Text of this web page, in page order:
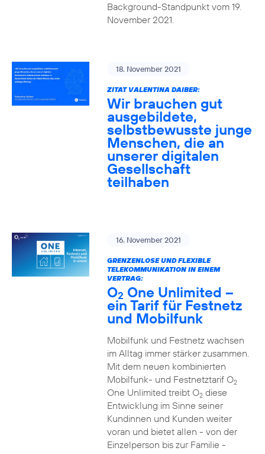
Background-Standpunkt vom 19.
November 2021.
18. November 2021
ZITAT VALENTINA DAIBER:
Wir brauchen gut
ausgebildete,
selbstbewusste junge
Menschen, die an
unserer digitalen
Gesellschaft
teilhaben
16. November 2021
GRENZENLOSE UND FLEXIBLE
TELEKOMMUNIKATION IN EINEM
VERTRAG:
O2 One Unlimited –
ein Tarif für Festnetz
und Mobilfunk
Mobilfunk und Festnetz wachsen
im Alltag immer stärker zusammen.
Mit dem neuen kombinierten
Mobilfunk- und Festnetztarif O2
One Unlimited treibt O2diese
Entwicklung im Sinne seiner
Kundinnen und Kunden weiter
voran und bietet allen - von der
Einzelperson bis zur Familie -